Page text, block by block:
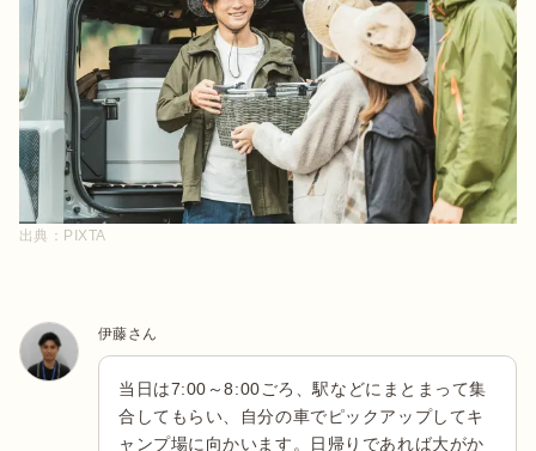
出典： PIXTA
伊藤さん
当日は7:00～8:00ごろ、駅などにまとまって集
合してもらい、自分の車でピックアップしてキ
ャンプ場に向かいます。日帰りであれば大がか